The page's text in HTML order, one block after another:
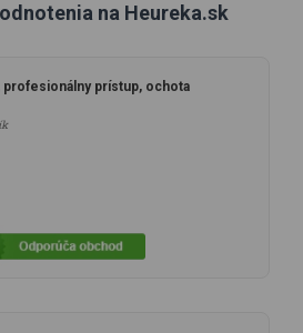
na Heureka.sk
prístup, ochota